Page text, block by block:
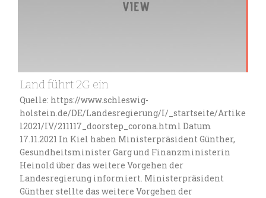
Land führt 2G ein
Quelle: https://www.schleswig-
holstein.de/DE/Landesregierung/I/_startseite/Artike
l2021/IV/211117_doorstep_corona.html Datum
17.11.2021 In Kiel haben Ministerpräsident Günther,
Gesundheitsminister Garg und Finanzministerin
Heinold über das weitere Vorgehen der
Landesregierung informiert. Ministerpräsident
Günther stellte das weitere Vorgehen der